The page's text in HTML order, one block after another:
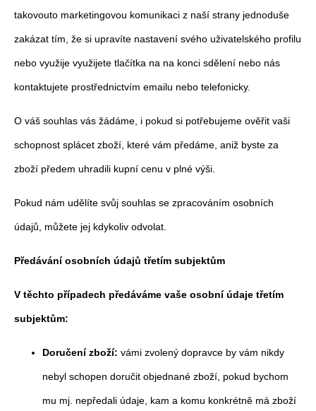
takovouto marketingovou komunikaci z naší strany jednoduše
zakázat tím, že si upravíte nastavení svého uživatelského profilu
nebo využije využijete tlačítka na na konci sdělení nebo nás
kontaktujete prostřednictvím emailu nebo telefonicky.
O váš souhlas vás žádáme, i pokud si potřebujeme ověřit vaši
schopnost splácet zboží, které vám předáme, aniž byste za
zboží předem uhradili kupní cenu v plné výši.
Pokud nám udělíte svůj souhlas se zpracováním osobních
údajů, můžete jej kdykoliv odvolat.
Předávání osobních údajů třetím subjektům
V těchto případech předáváme vaše osobní údaje třetím
subjektům:
Doručení zboží: vámi zvolený dopravce by vám nikdy
nebyl schopen doručit objednané zboží, pokud bychom
mu mj. nepředali údaje, kam a komu konkrétně má zboží